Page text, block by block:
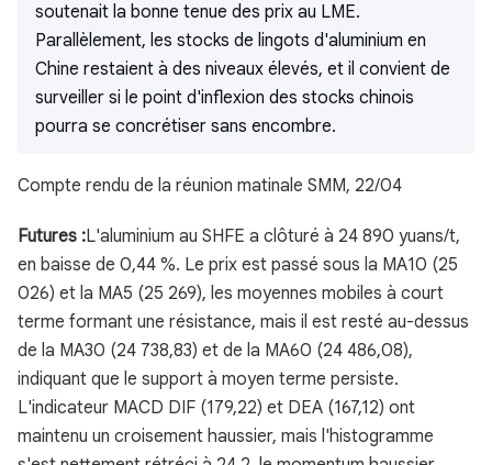
soutenait la bonne tenue des prix au LME.
Parallèlement, les stocks de lingots d'aluminium en
Chine restaient à des niveaux élevés, et il convient de
surveiller si le point d'inflexion des stocks chinois
pourra se concrétiser sans encombre.
Compte rendu de la réunion matinale SMM, 22/04
Futures :L'aluminium au SHFE a clôturé à 24 890 yuans/t,
en baisse de 0,44 %. Le prix est passé sous la MA10 (25
026) et la MA5 (25 269), les moyennes mobiles à court
terme formant une résistance, mais il est resté au-dessus
de la MA30 (24 738,83) et de la MA60 (24 486,08),
indiquant que le support à moyen terme persiste.
L'indicateur MACD DIF (179,22) et DEA (167,12) ont
maintenu un croisement haussier, mais l'histogramme